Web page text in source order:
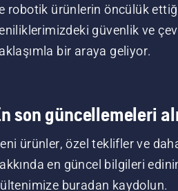
robotik ürünlerin öncülük ettiği
güvenlik ve
bir araya geliyor.
son güncellemeleri
ürünler, özel teklifler ve
en güncel bilgileri
buradan kaydolun.